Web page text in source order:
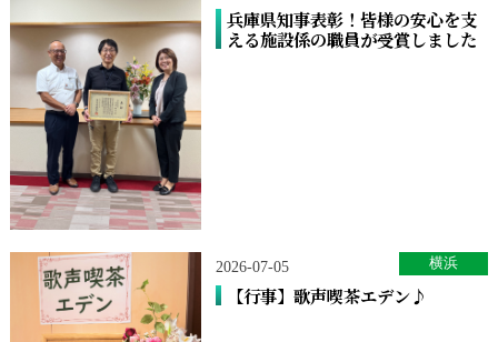
兵庫県知事表彰！皆様の安心を支
える施設係の職員が受賞しました
2026-07-05
【行事】歌声喫茶エデン♪
横浜